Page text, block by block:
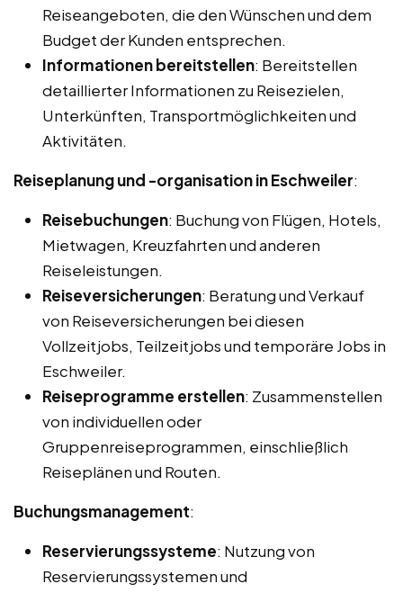
Reiseangeboten, die den Wünschen und dem
Budget der Kunden entsprechen.
Informationen bereitstellen: Bereitstellen
detaillierter Informationen zu Reisezielen,
Unterkünften, Transportmöglichkeiten und
Aktivitäten.
Reiseplanung und -organisation in Eschweiler:
Reisebuchungen: Buchung von Flügen, Hotels,
Mietwagen, Kreuzfahrten und anderen
Reiseleistungen.
Reiseversicherungen: Beratung und Verkauf
von Reiseversicherungen bei diesen
Vollzeitjobs, Teilzeitjobs und temporäre Jobs in
Eschweiler.
Reiseprogramme erstellen: Zusammenstellen
von individuellen oder
Gruppenreiseprogrammen, einschließlich
Reiseplänen und Routen.
Buchungsmanagement:
Reservierungssysteme: Nutzung von
Reservierungssystemen und